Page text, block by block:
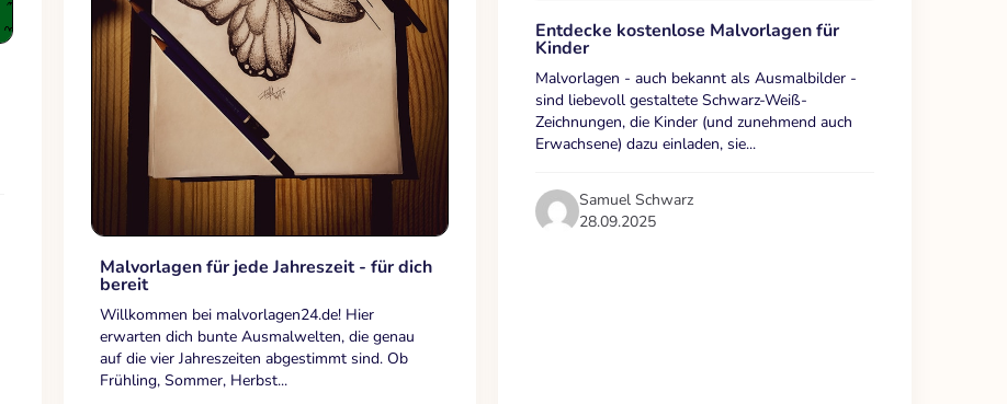
Malvorlagen für jede Jahreszeit - für dich
bereit
Willkommen bei malvorlagen24.de! Hier
erwarten dich bunte Ausmalwelten, die genau
auf die vier Jahreszeiten abgestimmt sind. Ob
Frühling, Sommer, Herbst...
Entdecke kostenlose Malvorlagen für
Kinder
Malvorlagen - auch bekannt als Ausmalbilder -
sind liebevoll gestaltete Schwarz-Weiß-
Zeichnungen, die Kinder (und zunehmend auch
Erwachsene) dazu einladen, sie...
Samuel Schwarz
28.09.2025